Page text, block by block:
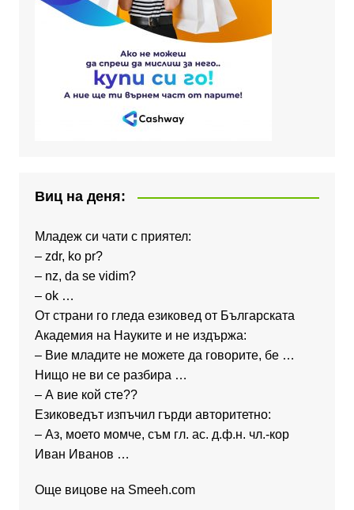
Виц на деня:
Младеж си чати с приятел:
– zdr, ko pr?
– nz, da se vidim?
– ok …
От страни го гледа езиковед от Българската
Академия на Науките и не издържа:
– Вие младите не можете да говорите, бе …
Нищо не ви се разбира …
– А вие кой сте??
Езиковедът изпъчил гърди авторитетно:
– Аз, моето момче, съм гл. ас. д.ф.н. чл.-кор
Иван Иванов …
Още вицове на Smeeh.com